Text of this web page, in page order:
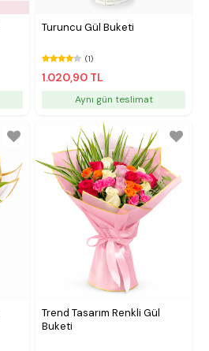
Turuncu Gül Buketi
(1)
1.020,90 TL
Aynı gün teslimat
Trend Tasarım Renkli Gül
Buketi